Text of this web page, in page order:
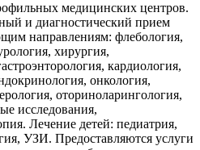
медицинских центров.
и диагностический прием
направлениям: флебология,
хирургия,
кардиология,
онкология,
оториноларингология,
исследования,
Лечение детей: педиатрия,
УЗИ. Предоставляются услуги